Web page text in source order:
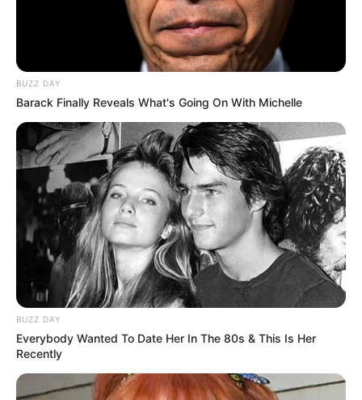
Κυκλοφορούσε στην Εύβοια και ήθελε χάδια
Το πιο αξιοπρόσεκτο είναι πως το πουλάκι
BUZZ DAY
Barack Finally Reveals What's Going On With Michelle
BUZZ DAY
Everybody Wanted To Date Her In The 80s & This Is Her
Recently